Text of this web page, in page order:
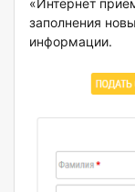
«Интернет
заполнения
информации.